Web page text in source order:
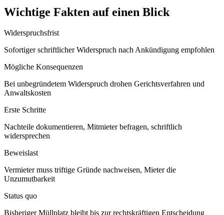
Wichtige Fakten auf einen Blick
Widerspruchsfrist
Sofortiger schriftlicher Widerspruch nach Ankündigung empfohlen
Mögliche Konsequenzen
Bei unbegründetem Widerspruch drohen Gerichtsverfahren und
Anwaltskosten
Erste Schritte
Nachteile dokumentieren, Mitmieter befragen, schriftlich
widersprechen
Beweislast
Vermieter muss triftige Gründe nachweisen, Mieter die
Unzumutbarkeit
Status quo
Bisheriger Müllplatz bleibt bis zur rechtskräftigen Entscheidung